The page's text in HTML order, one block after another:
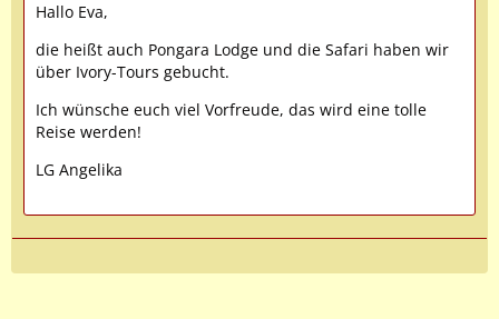
Hallo Eva,
die heißt auch Pongara Lodge und die Safari haben wir
über Ivory-Tours gebucht.
Ich wünsche euch viel Vorfreude, das wird eine tolle
Reise werden!
LG Angelika